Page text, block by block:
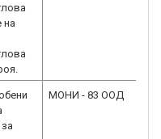
на
МОНИ - 83 ООД